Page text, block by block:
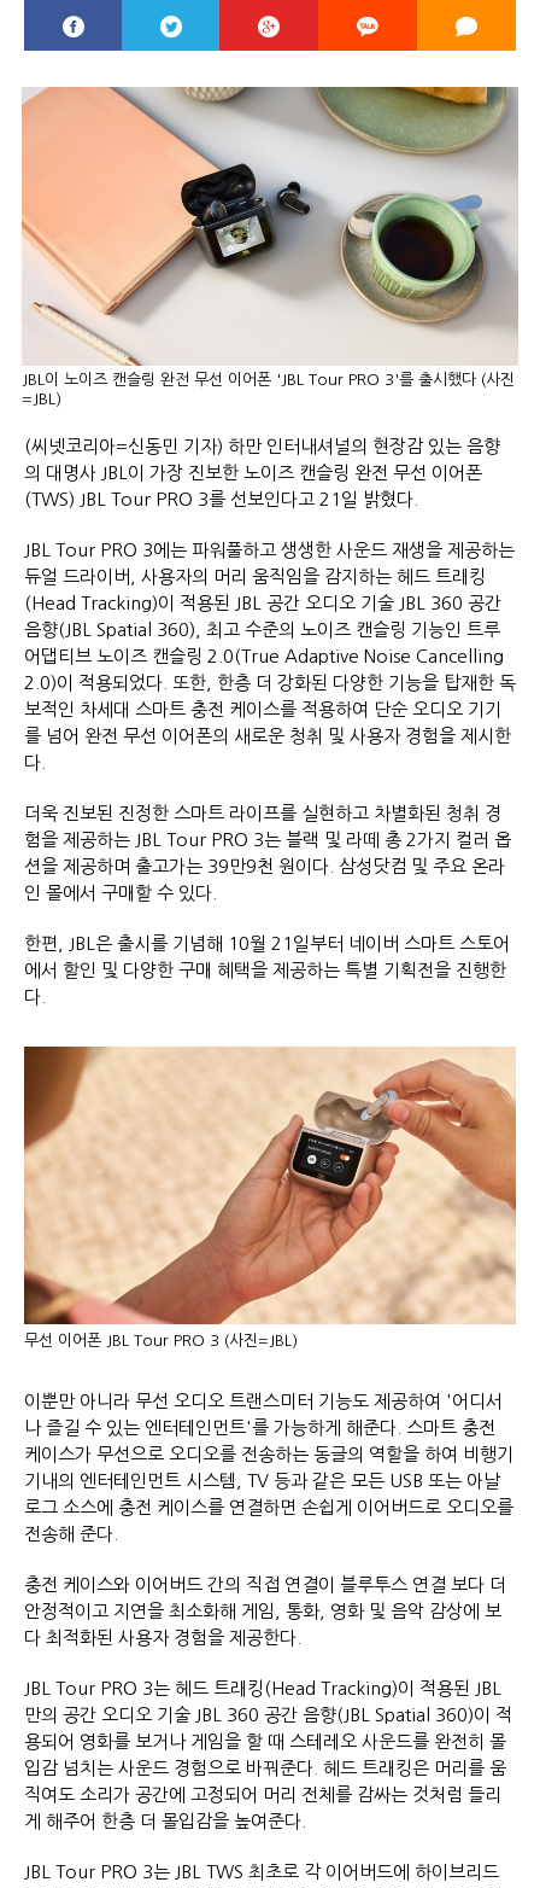
JBL이 노이즈 캔슬링 완전 무선 이어폰 'JBL Tour PRO 3'를 출시했다 (사진
=JBL)
(씨넷코리아=신동민 기자) 하만 인터내셔널의 현장감 있는 음향
의 대명사 JBL이 가장 진보한 노이즈 캔슬링 완전 무선 이어폰
(TWS) JBL Tour PRO 3를 선보인다고 21일 밝혔다.
JBL Tour PRO 3에는 파워풀하고 생생한 사운드 재생을 제공하는
듀얼 드라이버, 사용자의 머리 움직임을 감지하는 헤드 트래킹
(Head Tracking)이 적용된 JBL 공간 오디오 기술 JBL 360 공간
음향(JBL Spatial 360), 최고 수준의 노이즈 캔슬링 기능인 트루
어댑티브 노이즈 캔슬링 2.0(True Adaptive Noise Cancelling
2.0)이 적용되었다. 또한, 한층 더 강화된 다양한 기능을 탑재한 독
보적인 차세대 스마트 충전 케이스를 적용하여 단순 오디오 기기
를 넘어 완전 무선 이어폰의 새로운 청취 및 사용자 경험을 제시한
다.
더욱 진보된 진정한 스마트 라이프를 실현하고 차별화된 청취 경
험을 제공하는 JBL Tour PRO 3는 블랙 및 라떼 총 2가지 컬러 옵
션을 제공하며 출고가는 39만9천 원이다. 삼성닷컴 및 주요 온라
인 몰에서 구매할 수 있다.
한편, JBL은 출시를 기념해 10월 21일부터 네이버 스마트 스토어
에서 할인 및 다양한 구매 혜택을 제공하는 특별 기획전을 진행한
다.
무선 이어폰 JBL Tour PRO 3 (사진=JBL)
이뿐만 아니라 무선 오디오 트랜스미터 기능도 제공하여 '어디서
나 즐길 수 있는 엔터테인먼트'를 가능하게 해준다. 스마트 충전
케이스가 무선으로 오디오를 전송하는 동글의 역할을 하여 비행기
기내의 엔터테인먼트 시스템, TV 등과 같은 모든 USB 또는 아날
로그 소스에 충전 케이스를 연결하면 손쉽게 이어버드로 오디오를
전송해 준다.
충전 케이스와 이어버드 간의 직접 연결이 블루투스 연결 보다 더
안정적이고 지연을 최소화해 게임, 통화, 영화 및 음악 감상에 보
다 최적화된 사용자 경험을 제공한다.
JBL Tour PRO 3는 헤드 트래킹(Head Tracking)이 적용된 JBL
만의 공간 오디오 기술 JBL 360 공간 음향(JBL Spatial 360)이 적
용되어 영화를 보거나 게임을 할 때 스테레오 사운드를 완전히 몰
입감 넘치는 사운드 경험으로 바꿔준다. 헤드 트래킹은 머리를 움
직여도 소리가 공간에 고정되어 머리 전체를 감싸는 것처럼 들리
게 해주어 한층 더 몰입감을 높여준다.
JBL Tour PRO 3는 JBL TWS 최초로 각 이어버드에 하이브리드